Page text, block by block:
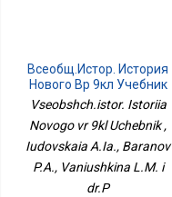
Всеобщ.истор. История
Нового Вр 9кл Учебник
Vseobshch.istor. Istoriia
Novogo vr 9kl Uchebnik ,
Iudovskaia A.Ia., Baranov
P.A., Vaniushkina L.M. i
dr.P